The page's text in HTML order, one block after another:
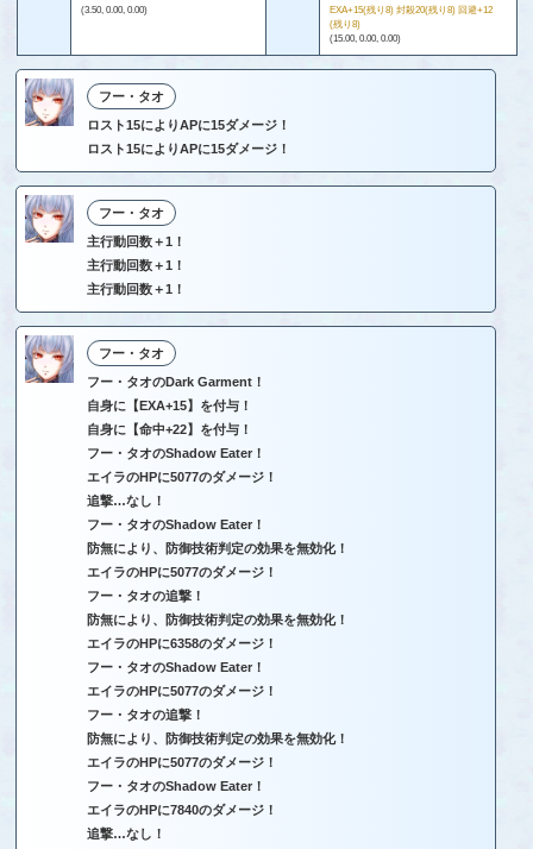
(3.50, 0.00, 0.00)
EXA+15(残り8) 封殺20(残り8) 回避+12
(残り8)
(15.00, 0.00, 0.00)
フー・タオ
ロスト15によりAPに15ダメージ！
ロスト15によりAPに15ダメージ！
フー・タオ
主行動回数＋1！
主行動回数＋1！
主行動回数＋1！
フー・タオ
フー・タオのDark Garment！
自身に【EXA+15】を付与！
自身に【命中+22】を付与！
フー・タオのShadow Eater！
エイラのHPに5077のダメージ！
追撃…なし！
フー・タオのShadow Eater！
防無により、防御技術判定の効果を無効化！
エイラのHPに5077のダメージ！
フー・タオの追撃！
防無により、防御技術判定の効果を無効化！
エイラのHPに6358のダメージ！
フー・タオのShadow Eater！
エイラのHPに5077のダメージ！
フー・タオの追撃！
防無により、防御技術判定の効果を無効化！
エイラのHPに5077のダメージ！
フー・タオのShadow Eater！
エイラのHPに7840のダメージ！
追撃…なし！